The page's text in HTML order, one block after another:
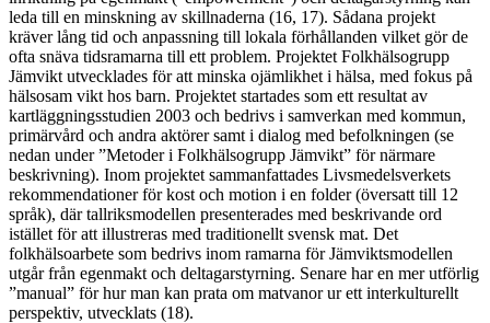
leda till en minskning av skillnaderna (16, 17). Sådana projekt
kräver lång tid och anpassning till lokala förhållanden vilket gör de
ofta snäva tidsramarna till ett problem. Projektet Folkhälsogrupp
Jämvikt utvecklades för att minska ojämlikhet i hälsa, med fokus på
hälsosam vikt hos barn. Projektet startades som ett resultat av
kartläggningsstudien 2003 och bedrivs i samverkan med kommun,
primärvård och andra aktörer samt i dialog med befolkningen (se
nedan under ”Metoder i Folkhälsogrupp Jämvikt” för närmare
beskrivning). Inom projektet sammanfattades Livsmedelsverkets
rekommendationer för kost och motion i en folder (översatt till 12
språk), där tallriksmodellen presenterades med beskrivande ord
istället för att illustreras med traditionellt svensk mat. Det
folkhälsoarbete som bedrivs inom ramarna för Jämviktsmodellen
utgår från egenmakt och deltagarstyrning. Senare har en mer utförlig
”manual” för hur man kan prata om matvanor ur ett interkulturellt
perspektiv, utvecklats (18).